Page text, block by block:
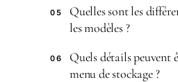
05
Quelles sont les
les modèles ?
06
Quels détails peuvent
menu de stockage ?